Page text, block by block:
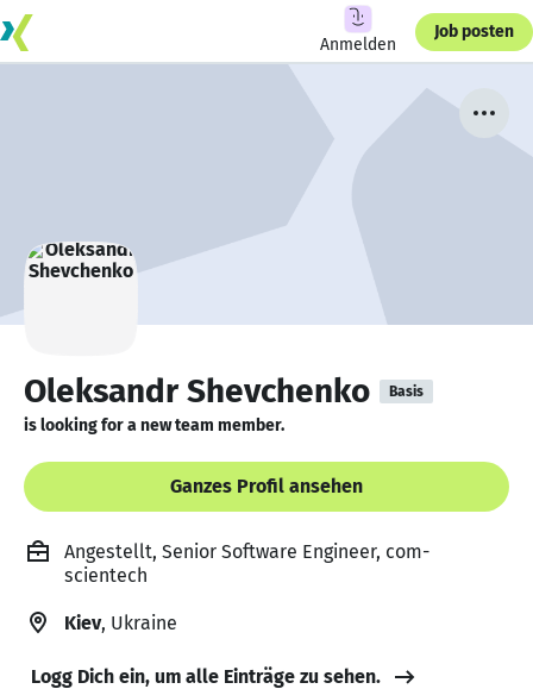
Anmelden
Job posten
Oleksandr Shevchenko Basis
is looking for a new team member.
Ganzes Profil ansehen
Angestellt, Senior Software Engineer, com-
scientech
Kiev, Ukraine
Logg Dich ein, um alle Einträge zu sehen.